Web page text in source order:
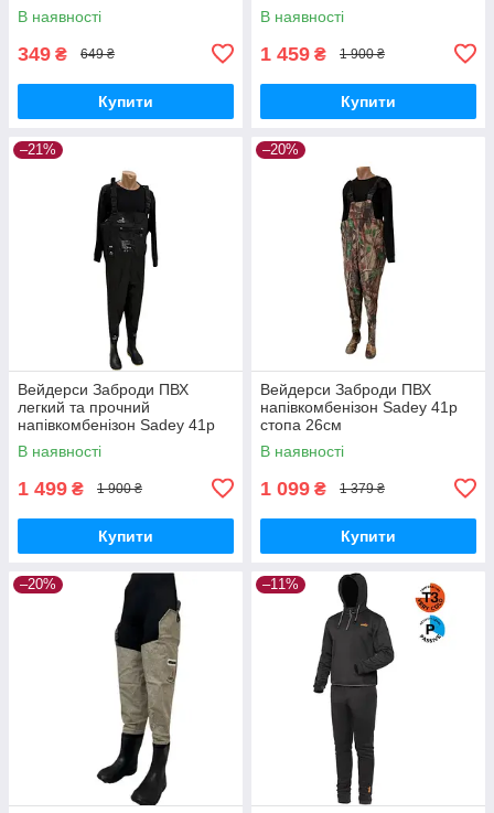
В наявності
349 ₴ 649 ₴
Купити
В наявності
1 459 ₴ 1 900 ₴
Купити
–21%
Вейдерси Заброди ПВХ
легкий та прочний
напівкомбенізон Sadey 41р
В наявності
1 499 ₴ 1 900 ₴
Купити
–20%
Вейдерси Заброди ПВХ
напівкомбенізон Sadey 41р
стопа 26см
В наявності
1 099 ₴ 1 379 ₴
Купити
–20% –11%